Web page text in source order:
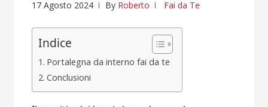
17 Agosto 2024 By Roberto Fai da Te
Indice
Portalegna da interno fai da te
Conclusioni